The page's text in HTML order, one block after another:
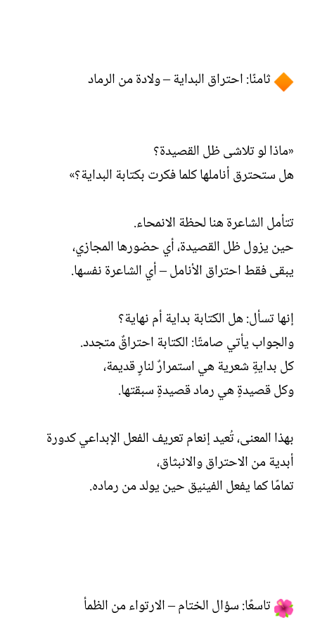
ثامنًا: احتراق البداية – ولادة من الرماد
«ماذا لو تلاشى ظل القصيدة؟
هل ستحترق أناملها كلما فكرت بكتابة البداية؟»
تتأمل الشاعرة هنا لحظة الانمحاء.
حين يزول ظل القصيدة، أي حضورها المجازي،
يبقى فقط احتراق الأنامل – أي الشاعرة نفسها.
إنها تسأل: هل الكتابة بداية أم نهاية؟
والجواب يأتي صامتًا: الكتابة احتراقٌ متجدد.
كل بدايةٍ شعرية هي استمرارٌ لنارٍ قديمة،
وكل قصيدةٍ هي رماد قصيدةٍ سبقتها.
بهذا المعنى، تُعيد إنعام تعريف الفعل الإبداعي كدورة
أبدية من الاحتراق والانبثاق،
تمامًا كما يفعل الفينيق حين يولد من رماده.
تاسعًا: سؤال الختام – الارتواء من الظمأ